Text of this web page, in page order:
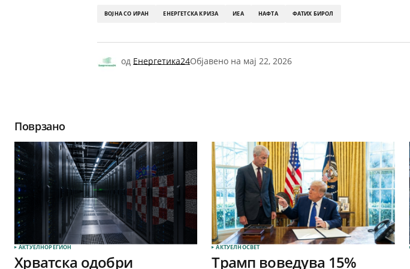
ВОЈНА СО ИРАН ЕНЕРГЕТСКА КРИЗА ИЕА НАФТА ФАТИХ БИРОЛ
од Енергетика24Објавено на мај 22, 2026
Поврзано
АКТУЕЛНОРЕГИОН
Хрватска одобри
АКТУЕЛНОСВЕТ
Трамп воведува 15%